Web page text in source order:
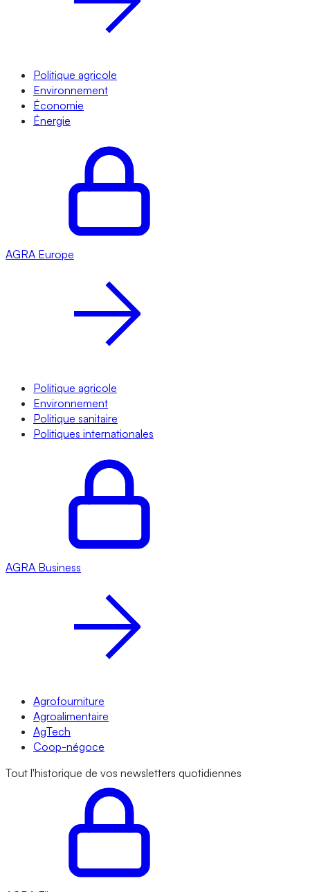
Politique agricole
Environnement
Économie
Énergie
AGRA Europe
Politique agricole
Environnement
Politique sanitaire
Politiques internationales
AGRA Business
Agrofourniture
Agroalimentaire
AgTech
Coop-négoce
Tout l'historique de vos newsletters quotidiennes